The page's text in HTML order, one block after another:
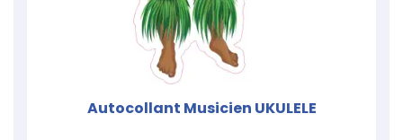
Autocollant Musicien UKULELE